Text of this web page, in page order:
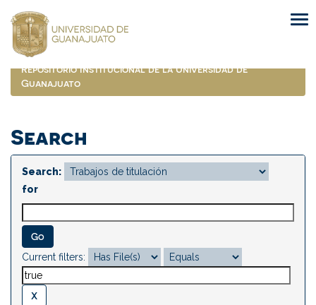
navigation
Repositorio Institucional de la Universidad de
Guanajuato
Search
Search:
for
Current filters: